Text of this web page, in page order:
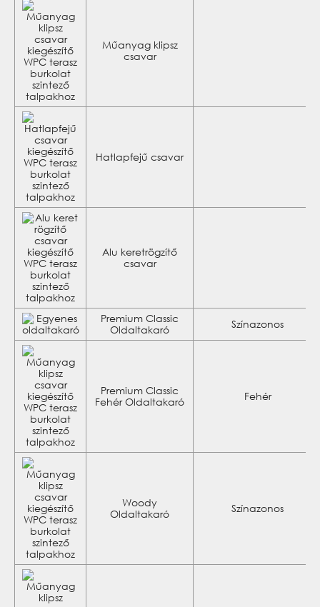
Műanyag klipsz
csavar
Hatlapfejű csavar
Alu keretrögzítő
csavar
Premium Classic
Oldaltakaró
Színazonos
Premium Classic
Fehér Oldaltakaró
Fehér
Woody
Oldaltakaró
Színazonos